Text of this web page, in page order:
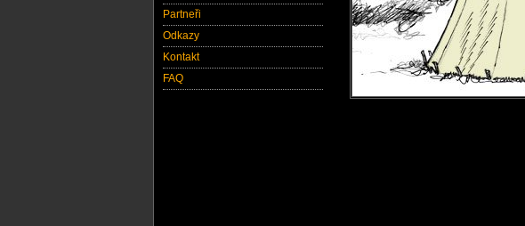
Partneři
Odkazy
Kontakt
FAQ